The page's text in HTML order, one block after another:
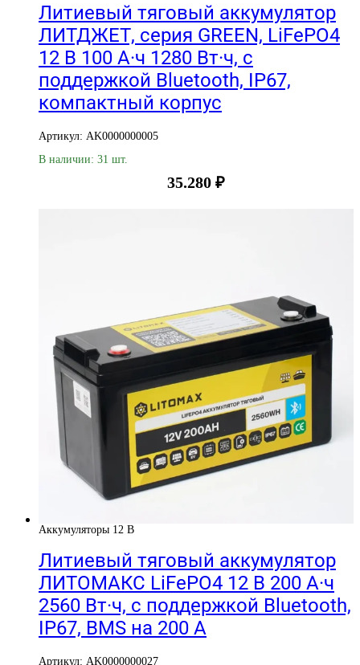
Литиевый тяговый аккумулятор
ЛИТДЖЕТ, серия GREEN, LiFePO4
12 В 100 А·ч 1280 Вт·ч, с
поддержкой Bluetooth, IP67,
компактный корпус
Артикул: AK0000000005
В наличии: 31 шт.
35.280 ₽
Аккумуляторы 12 В
Литиевый тяговый аккумулятор
ЛИТОМАКС LiFePO4 12 В 200 А·ч
2560 Вт·ч, с поддержкой Bluetooth,
IP67, BMS на 200 А
Артикул: AK0000000027